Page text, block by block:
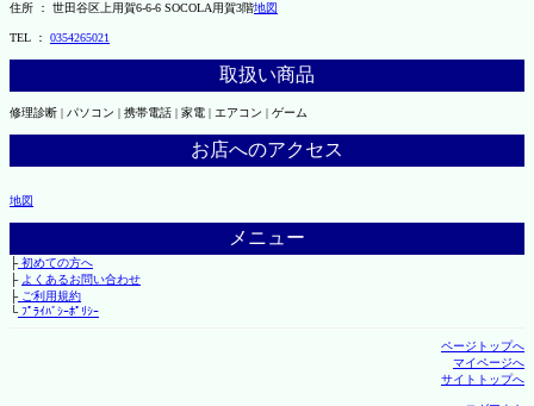
住所 ： 世田谷区上用賀6-6-6 SOCOLA用賀3階地図
TEL ： 0354265021
取扱い商品
修理診断 | パソコン | 携帯電話 | 家電 | エアコン | ゲーム
お店へのアクセス
地図
メニュー
├初めての方へ
├ よくあるお問い合わせ
├ご利用規約
└ﾌﾟﾗｲﾊﾞｼｰﾎﾟﾘｼｰ
ページトップへ
マイページへ
サイトトップへ